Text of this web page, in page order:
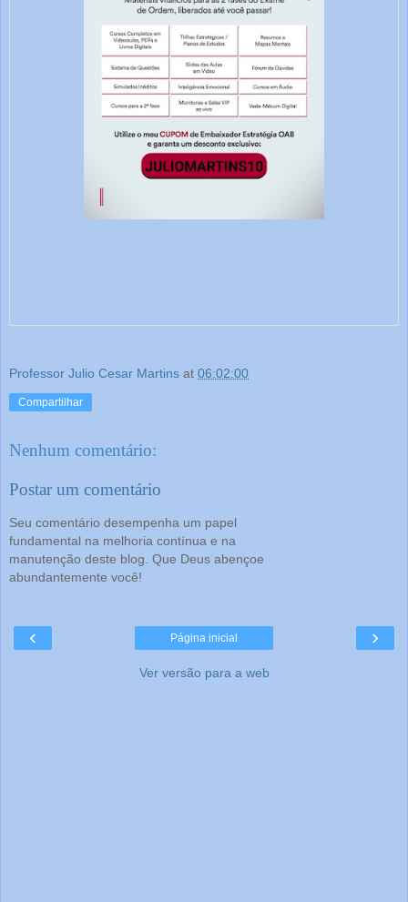
Professor Julio Cesar Martins at 06:02:00
Compartilhar
Nenhum comentário:
Postar um comentário
Seu comentário desempenha um papel
fundamental na melhoria contínua e na
manutenção deste blog. Que Deus abençoe
abundantemente você!
‹ ›
Página inicial
Ver versão para a web